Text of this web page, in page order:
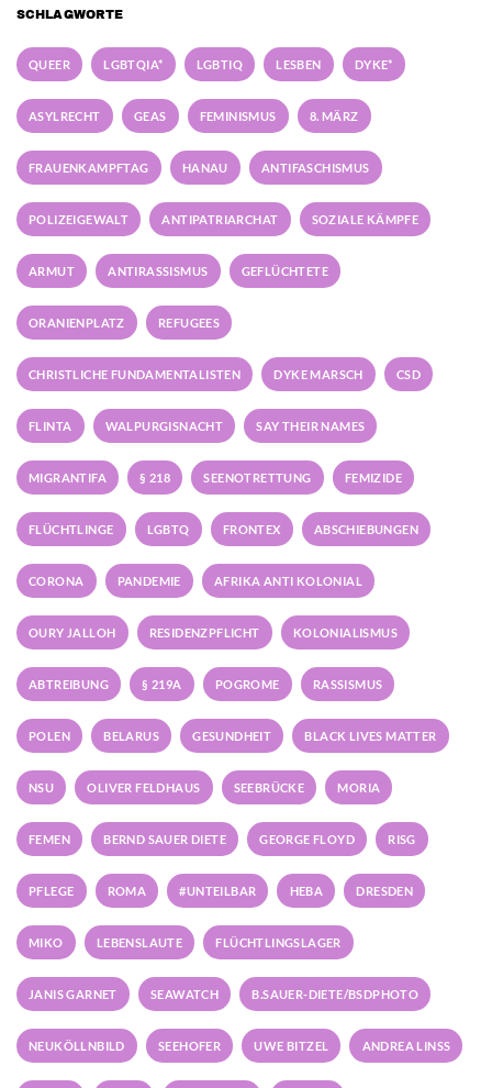
SCHLAGWORTE
QUEER LGBTQIA* LGBTIQ LESBEN DYKE*
ASYLRECHT GEAS FEMINISMUS 8. MÄRZ
FRAUENKAMPFTAG HANAU ANTIFASCHISMUS
POLIZEIGEWALT ANTIPATRIARCHAT SOZIALE KÄMPFE
ARMUT ANTIRASSISMUS GEFLÜCHTETE
ORANIENPLATZ REFUGEES
CHRISTLICHE FUNDAMENTALISTEN DYKE MARSCH CSD
FLINTA WALPURGISNACHT SAY THEIR NAMES
MIGRANTIFA § 218 SEENOTRETTUNG FEMIZIDE
FLÜCHTLINGE LGBTQ FRONTEX ABSCHIEBUNGEN
CORONA PANDEMIE AFRIKA ANTI KOLONIAL
OURY JALLOH RESIDENZPFLICHT KOLONIALISMUS
ABTREIBUNG § 219A POGROME RASSISMUS
POLEN BELARUS GESUNDHEIT BLACK LIVES MATTER
NSU OLIVER FELDHAUS SEEBRÜCKE MORIA
FEMEN BERND SAUER DIETE GEORGE FLOYD RISG
PFLEGE ROMA #UNTEILBAR HEBA DRESDEN
MIKO LEBENSLAUTE FLÜCHTLINGSLAGER
JANIS GARNET SEAWATCH B.SAUER-DIETE/BSDPHOTO
NEUKÖLLNBILD SEEHOFER UWE BITZEL ANDREA LINSS